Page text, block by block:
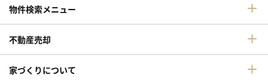
物件検索メニュー
不動産売却
家づくりについて